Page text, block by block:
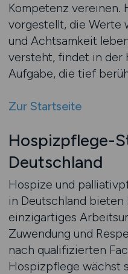
Kompetenz
vorgestellt, die Werte
und Achtsamkeit
versteht, findet in der
Aufgabe, die tief
Zur Startseite
Hospizpflege-
Deutschland
Hospize und
in Deutschland
einzigartiges
Zuwendung und
nach qualifizierten
Hospizpflege wächst